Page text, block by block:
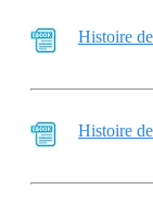
Histoire
Histoire